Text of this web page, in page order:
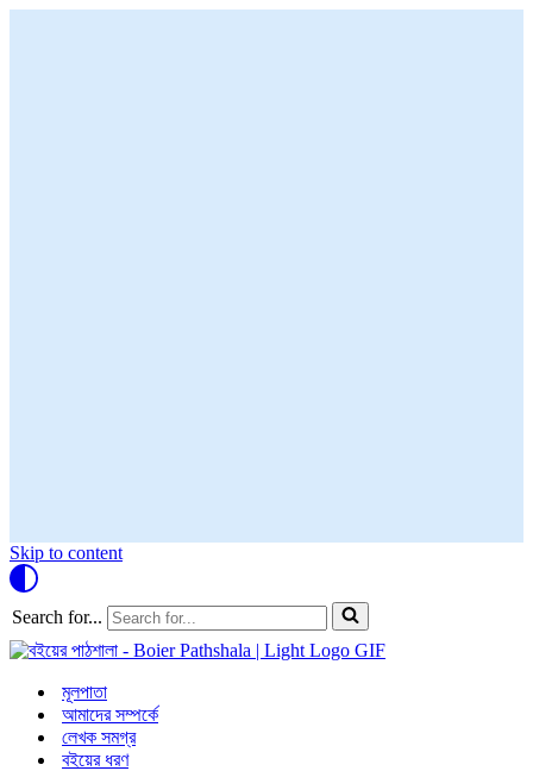
Skip to content
Search for...
মূলপাতা
আমাদের সম্পর্কে
লেখক সমগ্র
বইয়ের ধরণ